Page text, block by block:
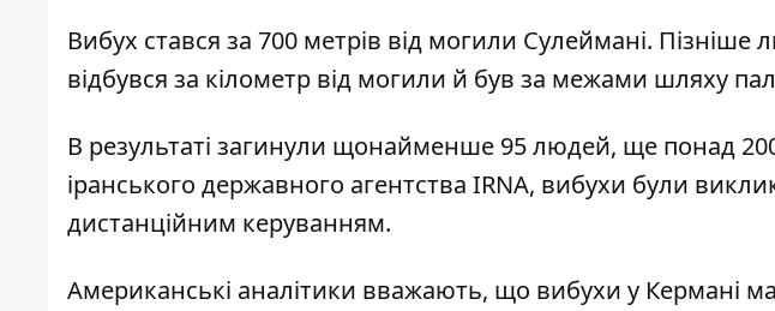
Вибух стався за 700 метрів від могили Сулеймані.
відбувся за кілометр від могили й був за межами шляху
В результаті загинули щонайменше 95 людей, ще понад
іранського державного агентства IRNA, вибухи були
дистанційним керуванням.
Американські аналітики вважають, що вибухи у Кермані